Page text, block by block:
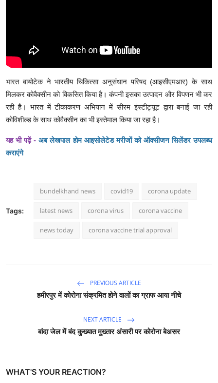
भारत बायोटेक ने भारतीय चिकित्सा अनुसंधान परिषद (आइसीएमआर) के साथ
मिलकर कोवैक्सीन को विकसित किया है। कंपनी इसका उत्पादन और विपणन भी कर
रही है। भारत में टीकाकरण अभियान में सीरम इंस्टीट्यूट द्वारा बनाई जा रही
कोविशील्ड के साथ कोवैक्सीन का भी इस्तेमाल किया जा रहा है।
यह भीपढ़ें - अब लेखपाल होम आइसोलेटेड मरीजों को ऑक्सीजन सिलेंडर उपलब्ध
कराएंगे
Tags:
bundelkhand news covid19 corona update
latest news corona virus corona vaccine
news today corona vaccine trial approval
PREVIOUS ARTICLE
हमीरपुर में कोरोना संक्रमित होने वालों का ग्राफ आया नीचे
NEXT ARTICLE
बांदा जेल में बंद कुख्यात मुख्तार अंसारी पर कोरोना बेअसर
WHAT'S YOUR REACTION?